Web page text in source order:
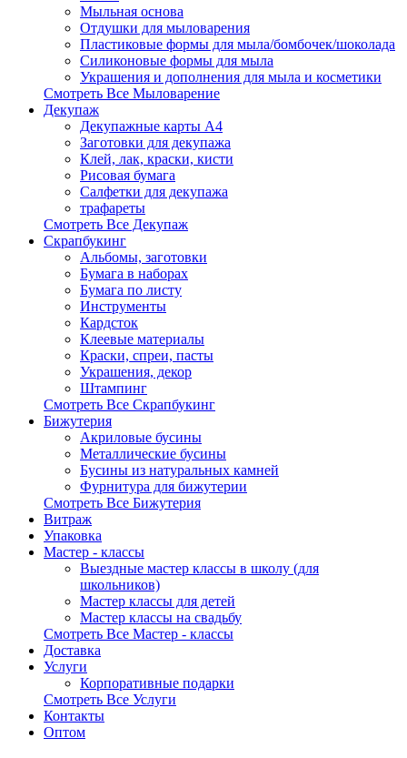
Мыльная основа
Отдушки для мыловарения
Пластиковые формы для мыла/бомбочек/шоколада
Силиконовые формы для мыла
Украшения и дополнения для мыла и косметики
Смотреть Все Мыловарение
Декупаж
Декупажные карты А4
Заготовки для декупажа
Клей, лак, краски, кисти
Рисовая бумага
Салфетки для декупажа
трафареты
Смотреть Все Декупаж
Скрапбукинг
Альбомы, заготовки
Бумага в наборах
Бумага по листу
Инструменты
Кардсток
Клеевые материалы
Краски, спреи, пасты
Украшения, декор
Штампинг
Смотреть Все Скрапбукинг
Бижутерия
Акриловые бусины
Металлические бусины
Бусины из натуральных камней
Фурнитура для бижутерии
Смотреть Все Бижутерия
Витраж
Упаковка
Мастер - классы
Выездные мастер классы в школу (для
школьников)
Мастер классы для детей
Мастер классы на свадьбу
Смотреть Все Мастер - классы
Доставка
Услуги
Корпоративные подарки
Смотреть Все Услуги
Контакты
Оптом